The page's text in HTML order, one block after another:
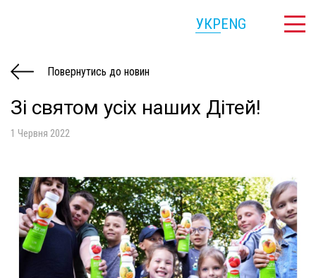
УКРENG
Повернутись до новин
Зі святом усіх наших Дітей!
1 Червня 2022